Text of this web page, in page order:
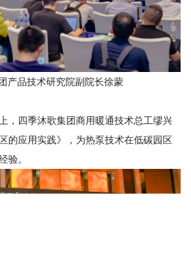
产品技术研究院副院长徐蒙
，四季沐歌集团商用暖通技术总工缪兴
的应用实践》，为热泵技术在低碳园区
验。